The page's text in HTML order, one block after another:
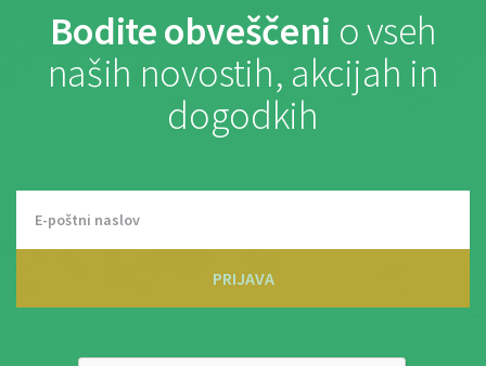
Bodite obveščeni o vseh
naših novostih, akcijah in
dogodkih
PRIJAVA